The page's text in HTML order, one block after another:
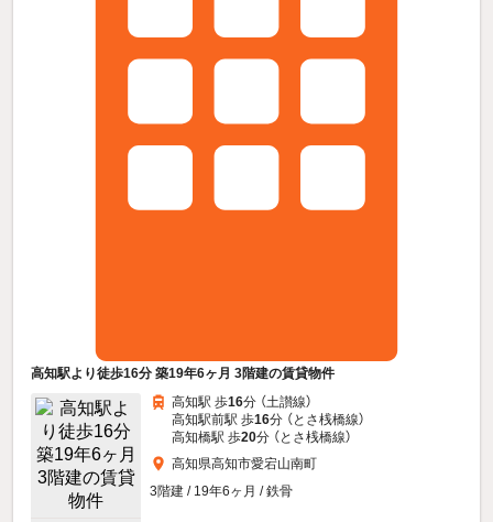
高知駅より徒歩16分 築19年6ヶ月 3階建の賃貸物件
高知駅 歩16分 （土讃線）
高知駅前駅 歩16分 （とさ桟橋線）
高知橋駅 歩20分 （とさ桟橋線）
高知県高知市愛宕山南町
3階建 / 19年6ヶ月 / 鉄骨